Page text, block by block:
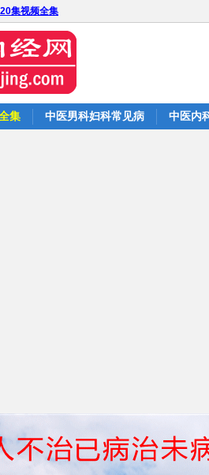
集视频全集
集 中医男科妇科常见病 中医内